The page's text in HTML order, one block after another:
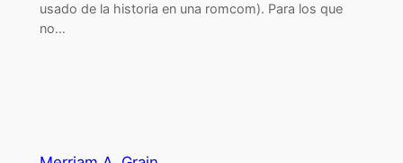
usado de la historia en una romcom). Para los que
no…